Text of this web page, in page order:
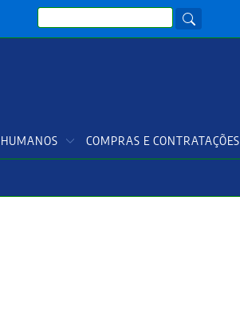
Search
HUMANOS COMPRAS E CONTRATAÇÕES